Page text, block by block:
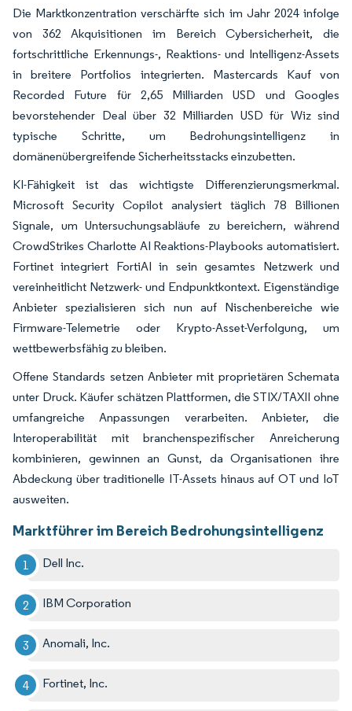
Die Marktkonzentration verschärfte sich im Jahr 2024 infolge
von 362 Akquisitionen im Bereich Cybersicherheit, die
fortschrittliche Erkennungs-, Reaktions- und Intelligenz-Assets
in breitere Portfolios integrierten. Mastercards Kauf von
Recorded Future für 2,65 Milliarden USD und Googles
bevorstehender Deal über 32 Milliarden USD für Wiz sind
typische Schritte, um Bedrohungsintelligenz in
domänenübergreifende Sicherheitsstacks einzubetten.
KI-Fähigkeit ist das wichtigste Differenzierungsmerkmal.
Microsoft Security Copilot analysiert täglich 78 Billionen
Signale, um Untersuchungsabläufe zu bereichern, während
CrowdStrikes Charlotte AI Reaktions-Playbooks automatisiert.
Fortinet integriert FortiAI in sein gesamtes Netzwerk und
vereinheitlicht Netzwerk- und Endpunktkontext. Eigenständige
Anbieter spezialisieren sich nun auf Nischenbereiche wie
Firmware-Telemetrie oder Krypto-Asset-Verfolgung, um
wettbewerbsfähig zu bleiben.
Offene Standards setzen Anbieter mit proprietären Schemata
unter Druck. Käufer schätzen Plattformen, die STIX/TAXII ohne
umfangreiche Anpassungen verarbeiten. Anbieter, die
Interoperabilität mit branchenspezifischer Anreicherung
kombinieren, gewinnen an Gunst, da Organisationen ihre
Abdeckung über traditionelle IT-Assets hinaus auf OT und IoT
ausweiten.
Marktführer im Bereich Bedrohungsintelligenz
Dell Inc.
IBM Corporation
Anomali, Inc.
Fortinet, Inc.